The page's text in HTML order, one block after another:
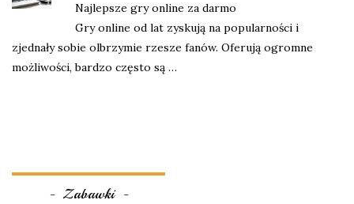
Najlepsze gry online za darmo
Gry online od lat zyskują na popularności i
zjednały sobie olbrzymie rzesze fanów. Oferują ogromne
możliwości, bardzo często są …
Zabawki